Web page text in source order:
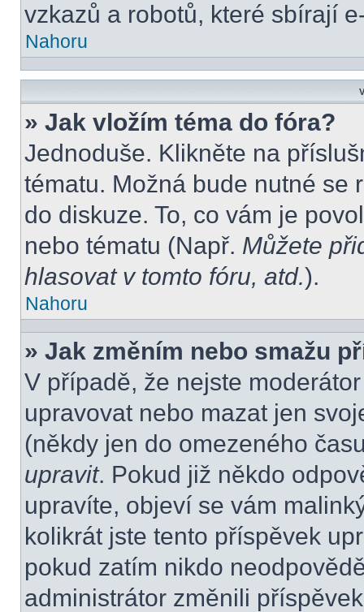
vzkazů a robotů, které sbírají
Nahoru
» Jak vložím téma do fóra?
Jednoduše. Klikněte na
tématu. Možná bude nutné se
do diskuze. To, co vám je
nebo tématu (Např. Můžete
hlasovat v tomto fóru, atd.).
Nahoru
» Jak změním nebo smažu
V případě, že nejste
upravovat nebo mazat jen
(někdy jen do omezeného
upravit. Pokud již někdo
upravíte, objeví se vám
kolikrát jste tento příspěvek
pokud zatím nikdo
administrátor změnili